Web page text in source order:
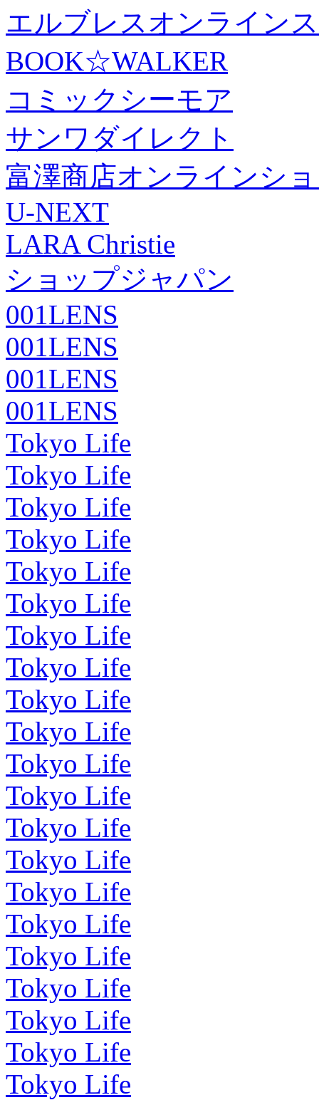
エルブレスオンライン
BOOK☆WALKER
コミックシーモア
サンワダイレクト
富澤商店オンラインシ
U-NEXT
LARA Christie
ショップジャパン
001LENS
001LENS
001LENS
001LENS
Tokyo Life
Tokyo Life
Tokyo Life
Tokyo Life
Tokyo Life
Tokyo Life
Tokyo Life
Tokyo Life
Tokyo Life
Tokyo Life
Tokyo Life
Tokyo Life
Tokyo Life
Tokyo Life
Tokyo Life
Tokyo Life
Tokyo Life
Tokyo Life
Tokyo Life
Tokyo Life
Tokyo Life